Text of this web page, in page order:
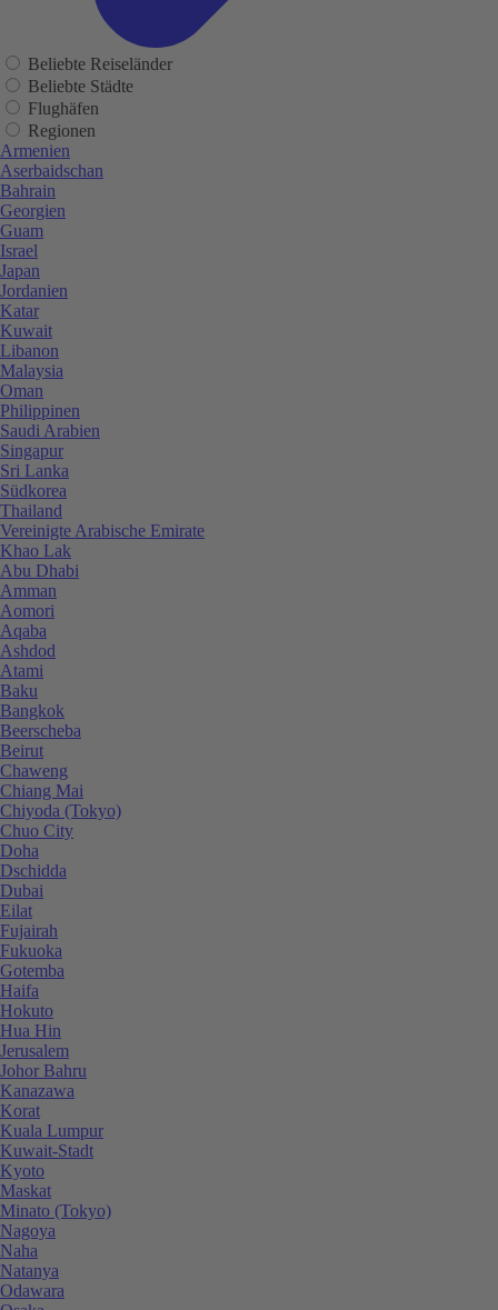
Beliebte Reiseländer
Beliebte Städte
Flughäfen
Regionen
Armenien
Aserbaidschan
Bahrain
Georgien
Guam
Israel
Japan
Jordanien
Katar
Kuwait
Libanon
Malaysia
Oman
Philippinen
Saudi Arabien
Singapur
Sri Lanka
Südkorea
Thailand
Vereinigte Arabische Emirate
Khao Lak
Abu Dhabi
Amman
Aomori
Aqaba
Ashdod
Atami
Baku
Bangkok
Beerscheba
Beirut
Chaweng
Chiang Mai
Chiyoda (Tokyo)
Chuo City
Doha
Dschidda
Dubai
Eilat
Fujairah
Fukuoka
Gotemba
Haifa
Hokuto
Hua Hin
Jerusalem
Johor Bahru
Kanazawa
Korat
Kuala Lumpur
Kuwait-Stadt
Kyoto
Maskat
Minato (Tokyo)
Nagoya
Naha
Natanya
Odawara